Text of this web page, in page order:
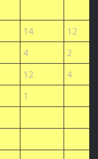
14
12
4
2
12
4
1